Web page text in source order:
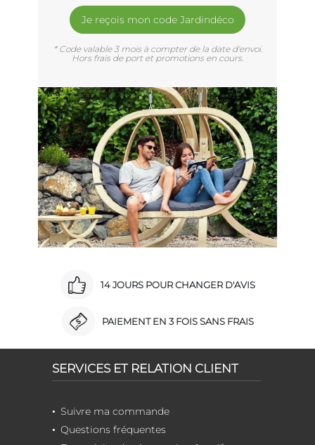
Je reçois mon code Jardindéco
* Code valable 3 mois à compter de la date d'envoi.
Hors frais de port et promotions en cours.
14 JOURS POUR CHANGER D'AVIS
PAIEMENT EN 3 FOIS SANS FRAIS
SERVICES ET RELATION CLIENT
Suivre ma commande
Questions fréquentes